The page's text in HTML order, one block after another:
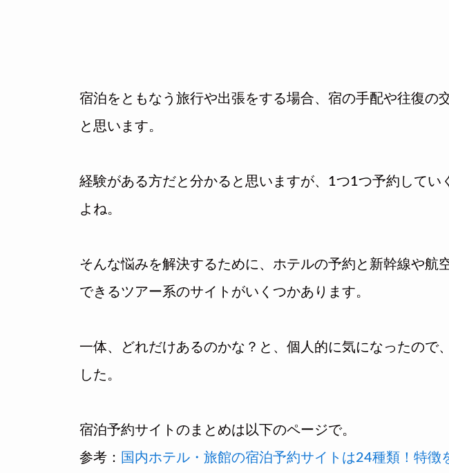
宿泊をともなう旅行や出張をする場合、宿の手配や往復の
と思います。
経験がある方だと分かると思いますが、1つ1つ予約してい
よね。
そんな悩みを解決するために、ホテルの予約と新幹線や航
できるツアー系のサイトがいくつかあります。
一体、どれだけあるのかな？と、個人的に気になったので
した。
宿泊予約サイトのまとめは以下のページで。
参考： 国内ホテル・旅館の宿泊予約サイトは24種類！特徴